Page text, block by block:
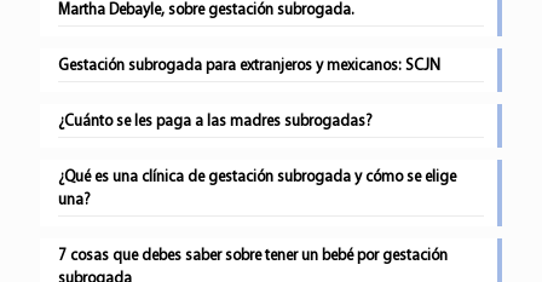
Martha Debayle, sobre gestación subrogada.
Gestación subrogada para extranjeros y mexicanos: SCJN
¿Cuánto se les paga a las madres subrogadas?
¿Qué es una clínica de gestación subrogada y cómo se elige
una?
7 cosas que debes saber sobre tener un bebé por gestación